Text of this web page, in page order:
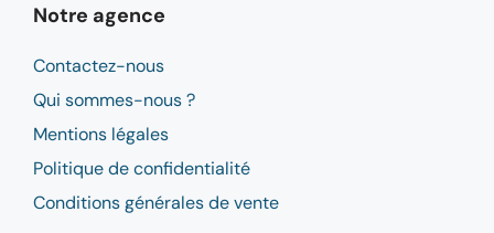
Notre agence
Contactez-nous
Qui sommes-nous ?
Mentions légales
Politique de confidentialité
Conditions générales de vente